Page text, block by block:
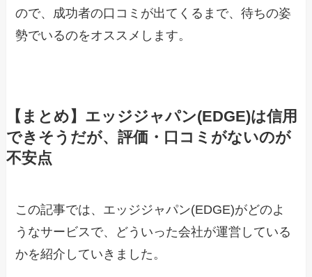
ので、成功者の口コミが出てくるまで、待ちの姿
勢でいるのをオススメします。
【まとめ】エッジジャパン(EDGE)は信用
できそうだが、評価・口コミがないのが
不安点
この記事では、エッジジャパン(EDGE)がどのよ
うなサービスで、どういった会社が運営している
かを紹介していきました。